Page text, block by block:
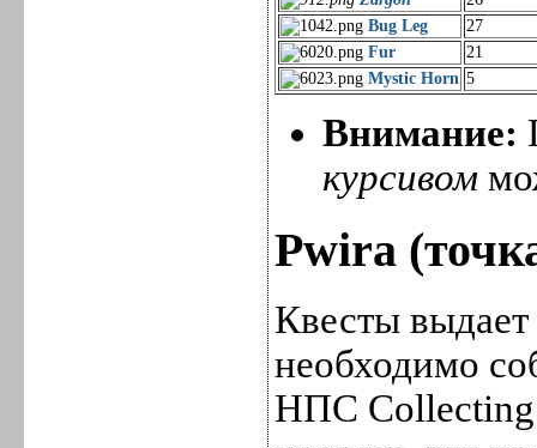
Bug Leg
27
Fur
21
Mystic Horn 5
Внимание:
курсивом
Pwira
Квесты
необходимо
НПС